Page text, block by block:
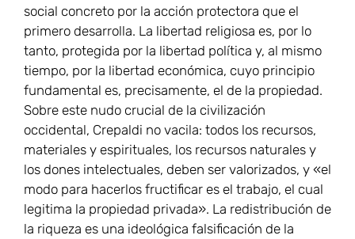
social concreto por la acción protectora que el
primero desarrolla. La libertad religiosa es, por lo
tanto, protegida por la libertad política y, al mismo
tiempo, por la libertad económica, cuyo principio
fundamental es, precisamente, el de la propiedad.
Sobre este nudo crucial de la civilización
occidental, Crepaldi no vacila: todos los recursos,
materiales y espirituales, los recursos naturales y
los dones intelectuales, deben ser valorizados, y «el
modo para hacerlos fructificar es el trabajo, el cual
legitima la propiedad privada». La redistribución de
la riqueza es una ideológica falsificación de la